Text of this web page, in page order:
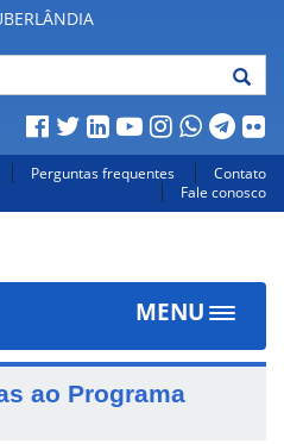
Perguntas frequentes
Contato
Fale conosco
MENU
Toggle
ao Programa